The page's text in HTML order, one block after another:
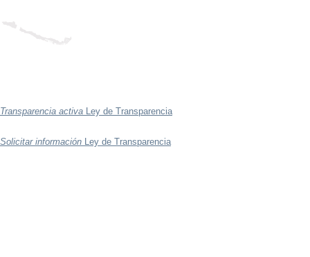
Transparencia activa Ley de Transparencia
Solicitar información Ley de Transparencia